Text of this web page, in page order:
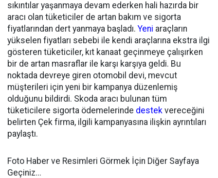
sıkıntılar yaşanmaya devam ederken hali hazırda bir
aracı olan tüketiciler de artan bakım ve sigorta
fiyatlarından dert yanmaya başladı.Yeni araçların
yükselen fiyatları sebebi ile kendi araçlarına ekstra ilgi
gösteren tüketiciler, kıt kanaat geçinmeye çalışırken
bir de artan masraflar ile karşı karşıya geldi. Bu
noktada devreye giren otomobil devi, mevcut
müşterileri için yeni bir kampanya düzenlemiş
olduğunu bildirdi. Skoda aracı bulunan tüm
tüketicilere sigorta ödemelerinde destek vereceğini
belirten Çek firma, ilgili kampanyasına ilişkin ayrıntıları
paylaştı.
Foto Haber ve Resimleri Görmek İçin Diğer Sayfaya
Geçiniz...